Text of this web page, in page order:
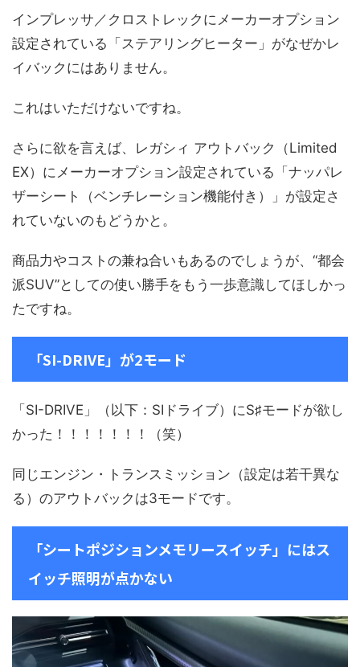
インプレッサ／クロストレックにメーカーオプション
設定されている「ステアリングヒーター」がなぜかレ
イバックにはありません。
これはいただけないですね。
さらに欲を言えば、レガシィ アウトバック（Limited
EX）にメーカーオプション設定されている「ナッパレ
ザーシート（ベンチレーション機能付き）」が設定さ
れていないのもどうかと。
商品力やコストの兼ね合いもあるのでしょうが、“都会
派SUV”としての使い勝手をもう一歩意識してほしかっ
たですね。
「SI-DRIVE」が2モード
「SI-DRIVE」（以下：SIドライブ）にS♯モードが欲し
かった！！！！！！！（笑）
同じエンジン・トランスミッション（設定は若干異な
る）のアウトバックは3モードです。
「シートポジションメモリースイッチ」にはス
イッチ照明が点かない